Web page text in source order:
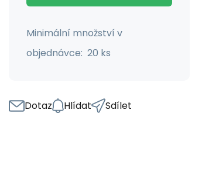
Minimální množství v
objednávce: 20 ks
Dotaz Hlídat Sdílet